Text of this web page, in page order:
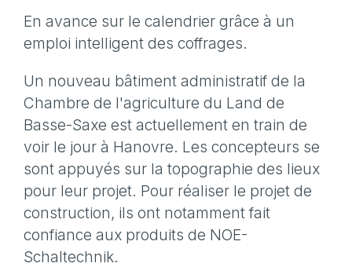
En avance sur le calendrier grâce à un
emploi intelligent des coffrages.
Un nouveau bâtiment administratif de la
Chambre de l'agriculture du Land de
Basse-Saxe est actuellement en train de
voir le jour à Hanovre. Les concepteurs se
sont appuyés sur la topographie des lieux
pour leur projet. Pour réaliser le projet de
construction, ils ont notamment fait
confiance aux produits de NOE-
Schaltechnik.